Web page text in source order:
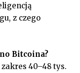
z czego
Bitcoina?
40–48 tys.